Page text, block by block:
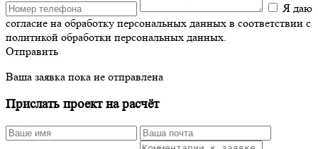
Я даю
согласие на обработку персональных данных в соответствии с
политикой обработки персональных данных.
Отправить
Ваша заявка пока не отправлена
Прислать проект на расчёт